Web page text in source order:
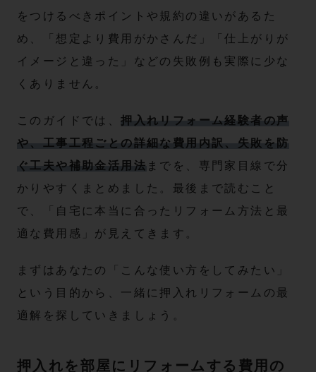
をつけるべきポイントや規約の違いがあるた
め、「想定より費用がかさんだ」「仕上がりが
イメージと違った」などの失敗例も実際に少な
くありません。
このガイドでは、押入れリフォーム経験者の声
や、工事工程ごとの詳細な費用内訳、失敗を防
ぐ工夫や補助金活用法 までを、専門家目線で分
かりやすくまとめました。最後まで読むこと
で、「自宅に本当に合ったリフォーム方法と最
適な費用感」が見えてきます。
まずはあなたの「こんな使い方をしてみたい」
という目的から、一緒に押入れリフォームの最
適解を探していきましょう。
押入れを部屋にリフォームする費用の